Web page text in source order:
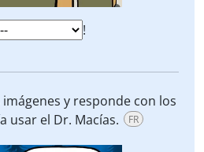
!
y responde con los
usar el Dr. Macías.
FR